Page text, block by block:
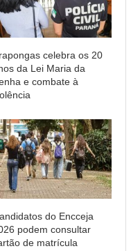
celebra os 20
da Lei Maria da
e combate à
do Encceja
podem consultar
de matrícula